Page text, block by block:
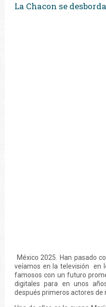
La Chacon se
México 2025. Han pasado
veíamos en la televisión en
famosos con un futuro
digitales para en unos
después primeros actores de